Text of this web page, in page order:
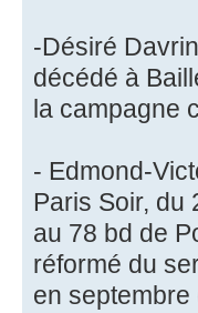
-Désiré
décédé à
la campagne
- Edmond-
Paris Soir, du
au 78 bd de
réformé du
en